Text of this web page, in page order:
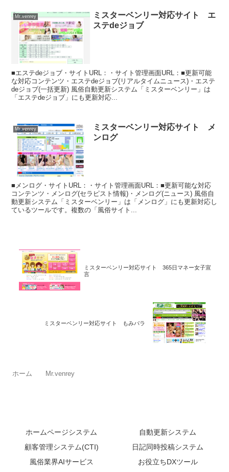
Mr.venrey
ミスターベンリー対応サイト エ
ステdeジョブ
■エステdeジョブ・サイトURL：・サイト管理画面URL：■更新可能
な対応コンテンツ・エステdeジョブ(リアルタイムニュース)・エステ
deジョブ(一括更新) 風俗自動更新システム「ミスターベンリー」は
「エステdeジョブ」にも更新対応...
Mr.venrey
ミスターベンリー対応サイト メ
ンログ
■メンログ・サイトURL：・サイト管理画面URL：■更新可能な対応
コンテンツ・メンログ(セラピスト情報)・メンログ(ニュース) 風俗自
動更新システム「ミスターベンリー」は「メンログ」にも更新対応し
ているツールです。複数の「風俗サイト...
ミスターベンリー対応サイト 365日マネー女子宣
言
ミスターベンリー対応サイト もみパラ
ホーム Mr.venrey
ホームページシステム
自動更新システム
顧客管理システム(CTI)
日記同時投稿システム
風俗業界AIサービス
お役立ちDXツール